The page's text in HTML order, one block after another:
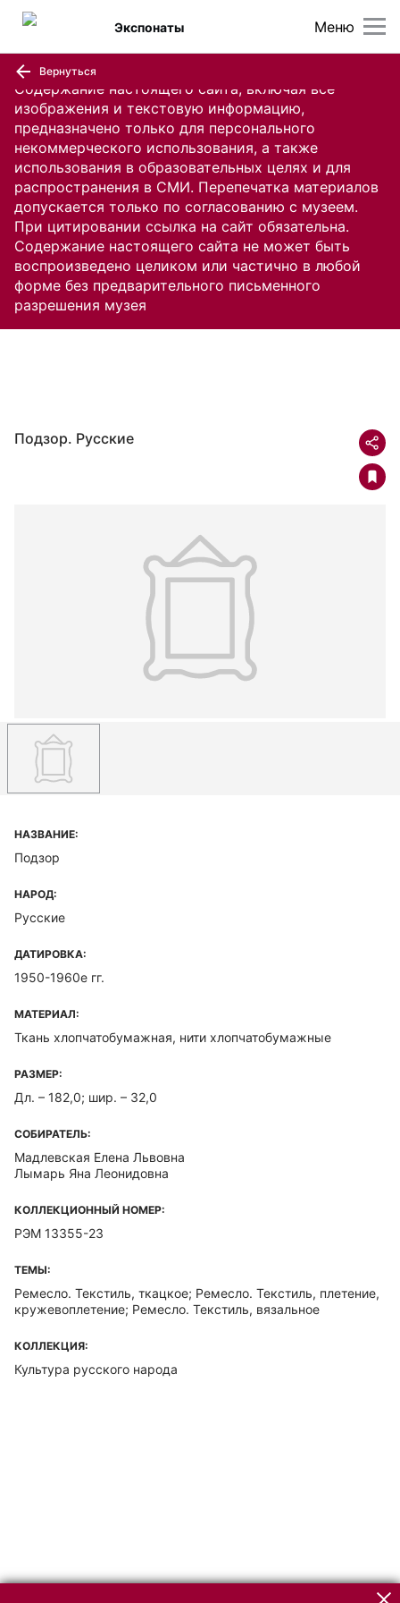
Содержание настоящего сайта, включая все
изображения и текстовую информацию,
предназначено только для персонального
некоммерческого использования, а также
использования в образовательных целях и для
распространения в СМИ. Перепечатка материалов
допускается только по согласованию с музеем.
При цитировании ссылка на сайт обязательна.
Содержание настоящего сайта не может быть
воспроизведено целиком или частично в любой
форме без предварительного письменного
разрешения музея
Меню
Экспонаты
Вернуться
Подзор. Русские
НАЗВАНИЕ:
Подзор
НАРОД:
Русские
ДАТИРОВКА:
1950-1960е гг.
МАТЕРИАЛ:
Ткань хлопчатобумажная, нити хлопчатобумажные
РАЗМЕР:
Дл. – 182,0; шир. – 32,0
СОБИРАТЕЛЬ:
Мадлевская Елена Львовна
Лымарь Яна Леонидовна
КОЛЛЕКЦИОННЫЙ НОМЕР:
РЭМ 13355-23
ТЕМЫ:
Ремесло. Текстиль, ткацкое; Ремесло. Текстиль, плетение,
кружевоплетение; Ремесло. Текстиль, вязальное
КОЛЛЕКЦИЯ:
Культура русского народа